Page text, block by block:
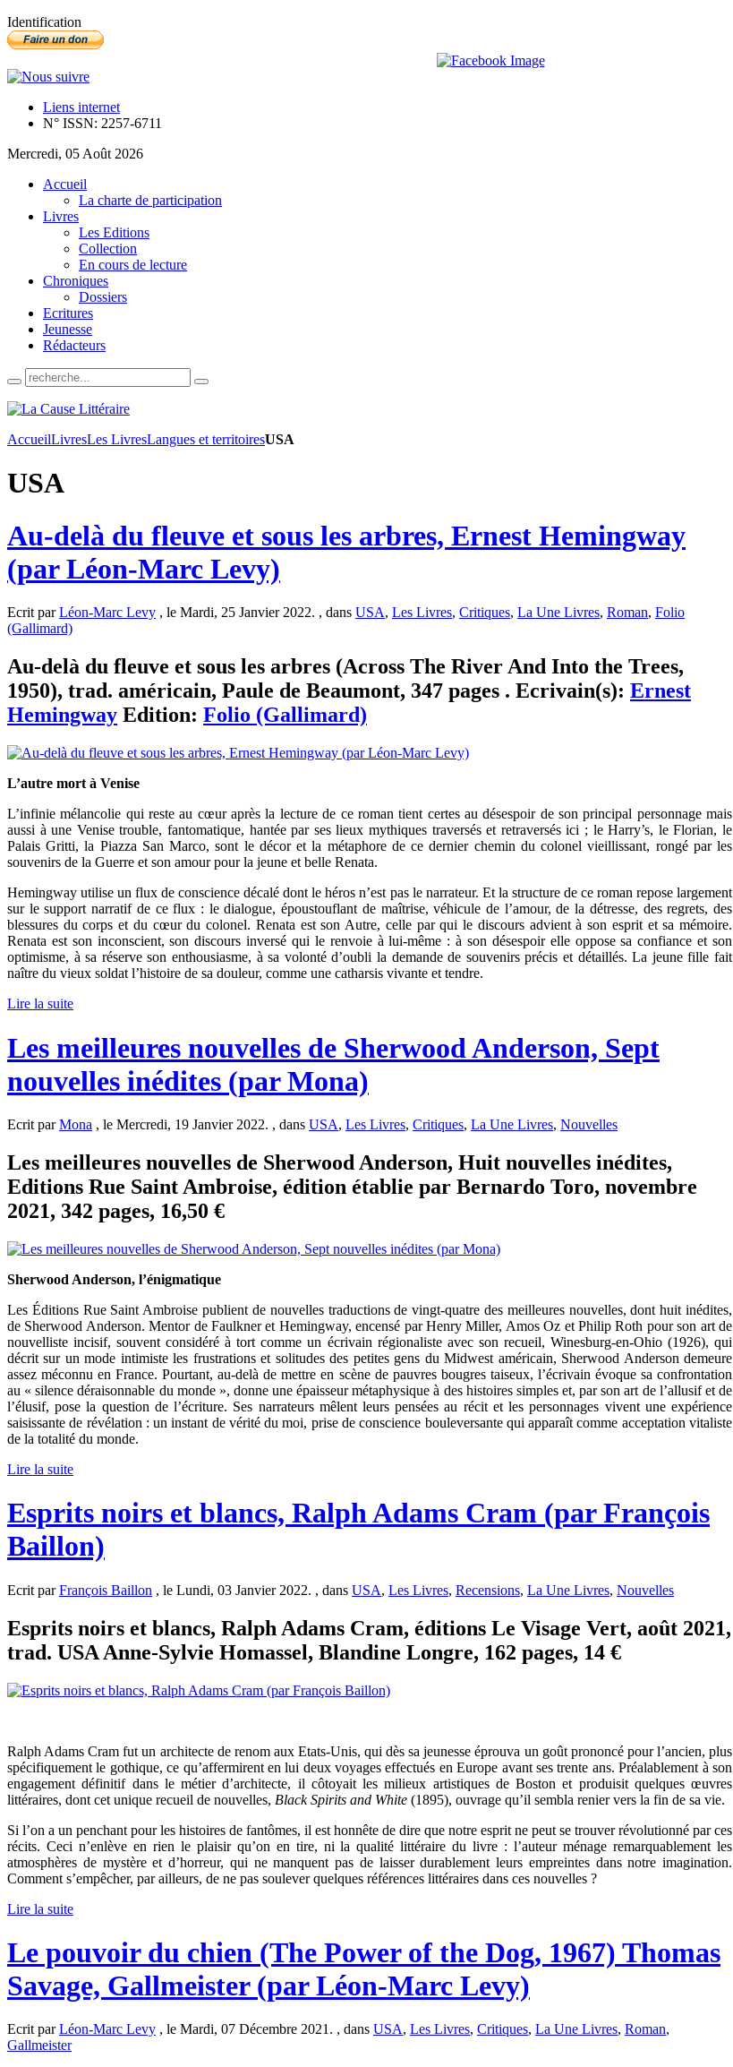
Identification
Liens internet
N° ISSN: 2257-6711
Mercredi, 05 Août 2026
Accueil
La charte de participation
Livres
Les Editions
Collection
En cours de lecture
Chroniques
Dossiers
Ecritures
Jeunesse
Rédacteurs
AccueilLivresLes LivresLangues et territoiresUSA
USA
Au-delà du fleuve et sous les arbres, Ernest Hemingway
(par Léon-Marc Levy)
Ecrit parLéon-Marc Levy , le Mardi, 25 Janvier 2022. , dans USA, Les Livres, Critiques, La Une Livres, Roman, Folio
(Gallimard)
Au-delà du fleuve et sous les arbres (Across The River And Into the Trees,
1950), trad. américain, Paule de Beaumont, 347 pages . Ecrivain(s): Ernest
Hemingway Edition: Folio (Gallimard)
L’autre mort à Venise
L’infinie mélancolie qui reste au cœur après la lecture de ce roman tient certes au désespoir de son principal personnage mais
aussi à une Venise trouble, fantomatique, hantée par ses lieux mythiques traversés et retraversés ici ; le Harry’s, le Florian, le
Palais Gritti, la Piazza San Marco, sont le décor et la métaphore de ce dernier chemin du colonel vieillissant, rongé par les
souvenirs de la Guerre et son amour pour la jeune et belle Renata.
Hemingway utilise un flux de conscience décalé dont le héros n’est pas le narrateur. Et la structure de ce roman repose largement
sur le support narratif de ce flux : le dialogue, époustouflant de maîtrise, véhicule de l’amour, de la détresse, des regrets, des
blessures du corps et du cœur du colonel. Renata est son Autre, celle par qui le discours advient à son esprit et sa mémoire.
Renata est son inconscient, son discours inversé qui le renvoie à lui-même : à son désespoir elle oppose sa confiance et son
optimisme, à sa réserve son enthousiasme, à sa volonté d’oubli la demande de souvenirs précis et détaillés. La jeune fille fait
naître du vieux soldat l’histoire de sa douleur, comme une catharsis vivante et tendre.
Lire la suite
Les meilleures nouvelles de Sherwood Anderson, Sept
nouvelles inédites (par Mona)
Ecrit parMona , le Mercredi, 19 Janvier 2022. , dans USA, Les Livres, Critiques, La Une Livres, Nouvelles
Les meilleures nouvelles de Sherwood Anderson, Huit nouvelles inédites,
Editions Rue Saint Ambroise, édition établie par Bernardo Toro, novembre
2021, 342 pages, 16,50 €
Sherwood Anderson, l’énigmatique
Les Éditions Rue Saint Ambroise publient de nouvelles traductions de vingt-quatre des meilleures nouvelles, dont huit inédites,
de Sherwood Anderson. Mentor de Faulkner et Hemingway, encensé par Henry Miller, Amos Oz et Philip Roth pour son art de
nouvelliste incisif, souvent considéré à tort comme un écrivain régionaliste avec son recueil, Winesburg-en-Ohio (1926), qui
décrit sur un mode intimiste les frustrations et solitudes des petites gens du Midwest américain, Sherwood Anderson demeure
assez méconnu en France. Pourtant, au-delà de mettre en scène de pauvres bougres taiseux, l’écrivain évoque sa confrontation
au « silence déraisonnable du monde », donne une épaisseur métaphysique à des histoires simples et, par son art de l’allusif et de
l’élusif, pose la question de l’écriture. Ses narrateurs mêlent leurs pensées au récit et les personnages vivent une expérience
saisissante de révélation : un instant de vérité du moi, prise de conscience bouleversante qui apparaît comme acceptation vitaliste
de la totalité du monde.
Lire la suite
Esprits noirs et blancs, Ralph Adams Cram (par François
Baillon)
Ecrit parFrançois Baillon , le Lundi, 03 Janvier 2022. , dans USA, Les Livres, Recensions, La Une Livres, Nouvelles
Esprits noirs et blancs, Ralph Adams Cram, éditions Le Visage Vert, août 2021,
trad. USA Anne-Sylvie Homassel, Blandine Longre, 162 pages, 14 €
Ralph Adams Cram fut un architecte de renom aux Etats-Unis, qui dès sa jeunesse éprouva un goût prononcé pour l’ancien, plus
spécifiquement le gothique, ce qu’affermirent en lui deux voyages effectués en Europe avant ses trente ans. Préalablement à son
engagement définitif dans le métier d’architecte, il côtoyait les milieux artistiques de Boston et produisit quelques œuvres
littéraires, dont cet unique recueil de nouvelles, Black Spirits and White (1895), ouvrage qu’il sembla renier vers la fin de sa vie.
Si l’on a un penchant pour les histoires de fantômes, il est honnête de dire que notre esprit ne peut se trouver révolutionné par ces
récits. Ceci n’enlève en rien le plaisir qu’on en tire, ni la qualité littéraire du livre : l’auteur ménage remarquablement les
atmosphères de mystère et d’horreur, qui ne manquent pas de laisser durablement leurs empreintes dans notre imagination.
Comment s’empêcher, par ailleurs, de ne pas soulever quelques références littéraires dans ces nouvelles ?
Lire la suite
Le pouvoir du chien (The Power of the Dog, 1967) Thomas
Savage, Gallmeister (par Léon-Marc Levy)
Ecrit parLéon-Marc Levy , le Mardi, 07 Décembre 2021. , dans USA, Les Livres, Critiques, La Une Livres, Roman,
Gallmeister